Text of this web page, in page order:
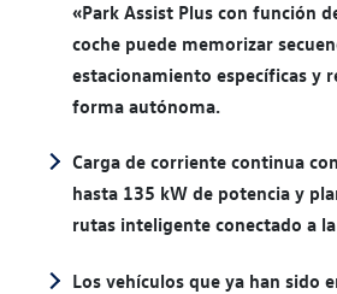
«Park Assist Plus con función
coche puede memorizar
estacionamiento específicas y
forma autónoma.
Carga de corriente continua
hasta 135 kW de potencia y
rutas inteligente conectado a
Los vehículos que ya han sido